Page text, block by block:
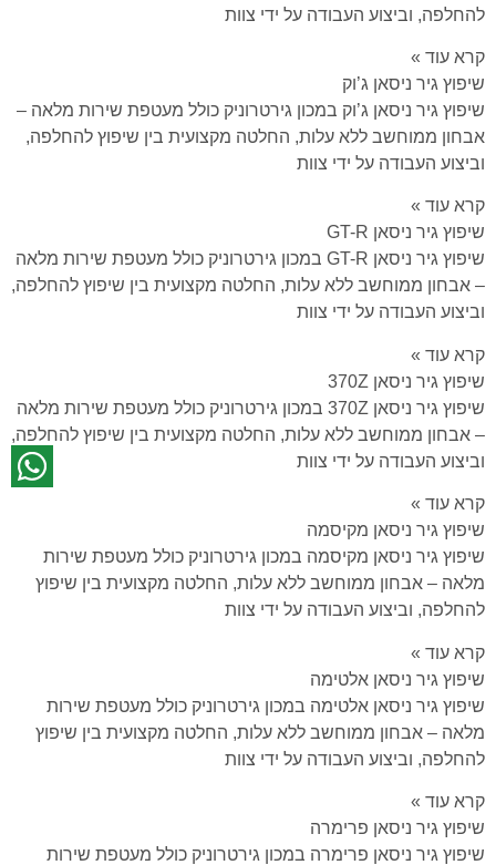
להחלפה, וביצוע העבודה על ידי צוות
קרא עוד »
שיפוץ גיר ניסאן ג’וק
שיפוץ גיר ניסאן ג’וק במכון גירטרוניק כולל מעטפת שירות מלאה –
אבחון ממוחשב ללא עלות, החלטה מקצועית בין שיפוץ להחלפה,
וביצוע העבודה על ידי צוות
קרא עוד »
שיפוץ גיר ניסאן GT-R
שיפוץ גיר ניסאן GT-R במכון גירטרוניק כולל מעטפת שירות מלאה
– אבחון ממוחשב ללא עלות, החלטה מקצועית בין שיפוץ להחלפה,
וביצוע העבודה על ידי צוות
קרא עוד »
שיפוץ גיר ניסאן 370Z
שיפוץ גיר ניסאן 370Z במכון גירטרוניק כולל מעטפת שירות מלאה
– אבחון ממוחשב ללא עלות, החלטה מקצועית בין שיפוץ להחלפה,
וביצוע העבודה על ידי צוות
קרא עוד »
שיפוץ גיר ניסאן מקיסמה
שיפוץ גיר ניסאן מקיסמה במכון גירטרוניק כולל מעטפת שירות
מלאה – אבחון ממוחשב ללא עלות, החלטה מקצועית בין שיפוץ
להחלפה, וביצוע העבודה על ידי צוות
קרא עוד »
שיפוץ גיר ניסאן אלטימה
שיפוץ גיר ניסאן אלטימה במכון גירטרוניק כולל מעטפת שירות
מלאה – אבחון ממוחשב ללא עלות, החלטה מקצועית בין שיפוץ
להחלפה, וביצוע העבודה על ידי צוות
קרא עוד »
שיפוץ גיר ניסאן פרימרה
שיפוץ גיר ניסאן פרימרה במכון גירטרוניק כולל מעטפת שירות